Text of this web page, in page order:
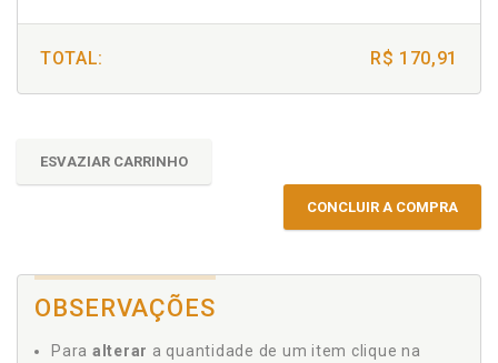
TOTAL: R$ 170,91
ESVAZIAR CARRINHO
CONCLUIR A COMPRA
OBSERVAÇÕES
Para alterar a quantidade de um item clique na